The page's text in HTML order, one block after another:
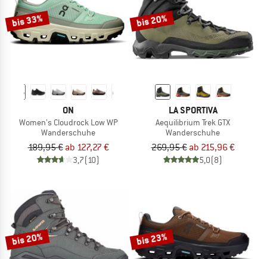
bis 33%
ON
Women's Cloudrock Low WP
Wanderschuhe
189,95 € ab 127,27 €
3,7(10)
bis 20%
LA SPORTIVA
Aequilibrium Trek GTX
Wanderschuhe
269,95 € ab 215,96 €
5,0(8)
bis 20% bis 23%